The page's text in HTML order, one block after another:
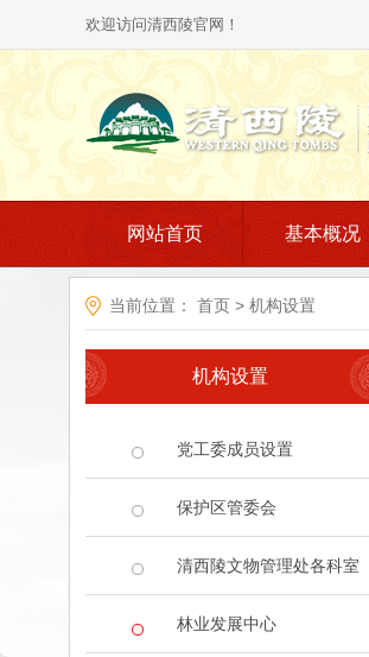
欢迎访问清西陵官网！
网站首页 基本概况
当前位置： 首页 > 机构设置
机构设置
党工委成员设置
保护区管委会
清西陵文物管理处各科室
林业发展中心